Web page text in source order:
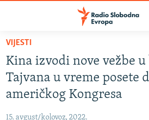
Pređite
glavni
sadržaj
Pređite
na
glavnu
SRBIJA
VIJESTI
Kina izvodi nove vežbe
Tajvana u vreme posete
američkog Kongresa
15. avgust/kolovoz, 2022.